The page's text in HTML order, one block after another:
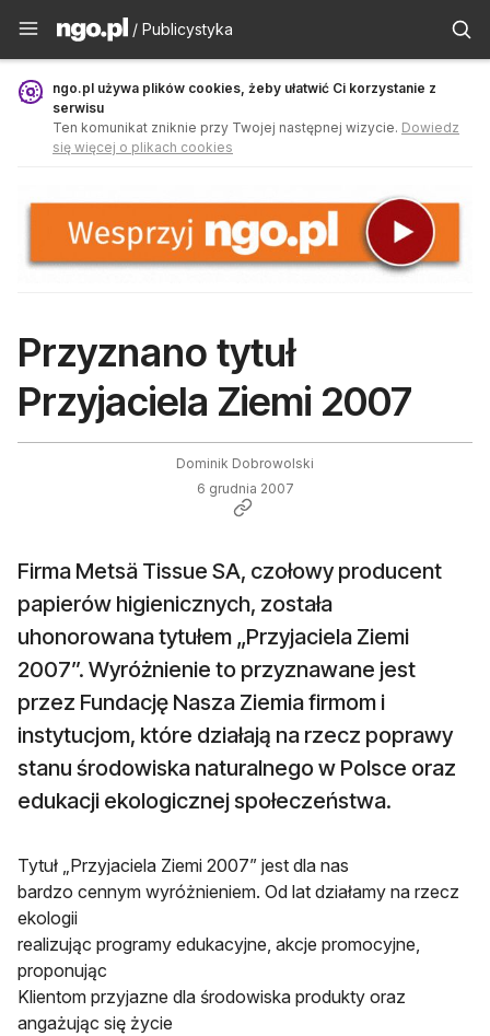
Publicystyka - ngo.pl
/ Publicystyka
ngo.pl używa plików cookies, żeby ułatwić Ci korzystanie z
serwisu
Ten komunikat zniknie przy Twojej następnej wizycie. Dowiedz
się więcej o plikach cookies
Przyznano tytuł
Przyjaciela Ziemi 2007
Dominik Dobrowolski
6 grudnia 2007
Firma Metsä Tissue SA, czołowy producent
papierów higienicznych, została
uhonorowana tytułem „Przyjaciela Ziemi
2007”. Wyróżnienie to przyznawane jest
przez Fundację Nasza Ziemia firmom i
instytucjom, które działają na rzecz poprawy
stanu środowiska naturalnego w Polsce oraz
edukacji ekologicznej społeczeństwa.
Tytuł „Przyjaciela Ziemi 2007” jest dla nas
bardzo cennym wyróżnieniem. Od lat działamy na rzecz
ekologii
realizując programy edukacyjne, akcje promocyjne,
proponując
Klientom przyjazne dla środowiska produkty oraz
angażując się życie